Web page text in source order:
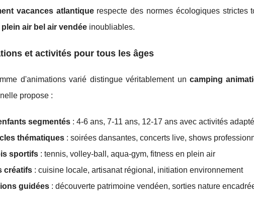
vacances atlantiquerespecte des normes écologiques strictes
air bel air vendée inoubliables.
et activités pour tous les âges
d'animations varié distingue véritablement un camping
propose :
segmentés : 4-6 ans, 7-11 ans, 12-17 ans avec activités
thématiques : soirées dansantes, concerts live, shows
sportifs : tennis, volley-ball, aqua-gym, fitness en plein air
créatifs : cuisine locale, artisanat régional, initiation environnement
guidées : découverte patrimoine vendéen, sorties nature